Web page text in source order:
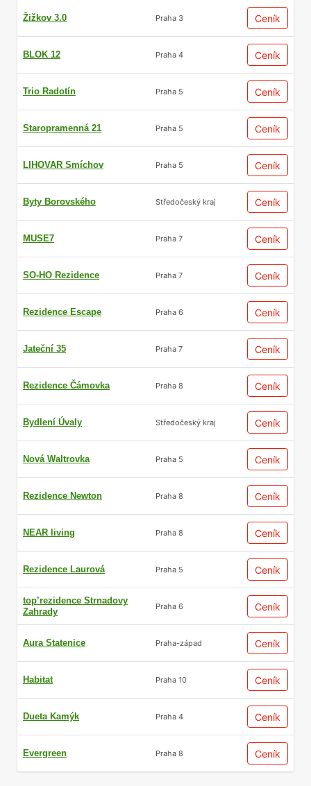
Žižkov 3.0 Praha 3 Ceník
BLOK 12 Praha 4 Ceník
Trio Radotín Praha 5 Ceník
Staropramenná 21 Praha 5 Ceník
LIHOVAR Smíchov Praha 5 Ceník
Byty Borovského Středočeský kraj Ceník
MUSE7 Praha 7 Ceník
SO-HO Rezidence Praha 7 Ceník
Rezidence Escape Praha 6 Ceník
Jateční 35 Praha 7 Ceník
Rezidence Čámovka Praha 8 Ceník
Bydlení Úvaly Středočeský kraj Ceník
Nová Waltrovka Praha 5 Ceník
Rezidence Newton Praha 8 Ceník
NEAR living Praha 8 Ceník
Rezidence Laurová Praha 5 Ceník
top’rezidence Strnadovy
Zahrady
Praha 6 Ceník
Aura Statenice Praha-západ Ceník
Habitat Praha 10 Ceník
Dueta Kamýk Praha 4 Ceník
Evergreen Praha 8 Ceník